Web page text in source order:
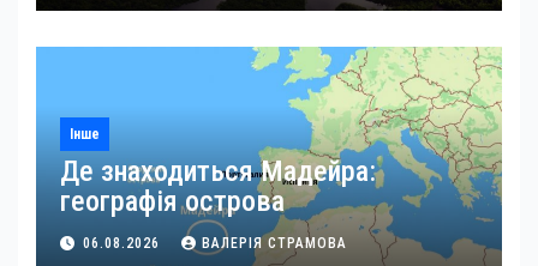
Інше
Де знаходиться Мадейра:
географія острова
06.08.2026 ВАЛЕРІЯ СТРАМОВА